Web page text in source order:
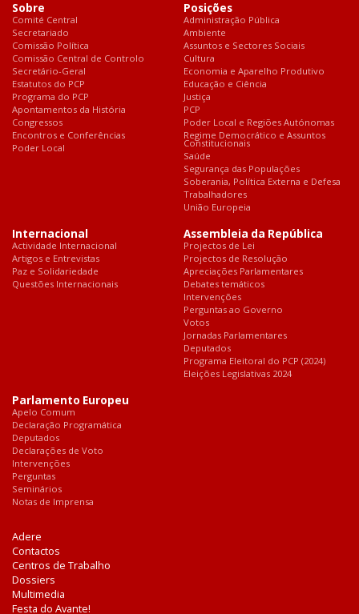
Sobre
Comité Central
Secretariado
Comissão Política
Comissão Central de Controlo
Secretário-Geral
Estatutos do PCP
Programa do PCP
Apontamentos da História
Congressos
Encontros e Conferências
Poder Local
Posições
Administração Pública
Ambiente
Assuntos e Sectores Sociais
Cultura
Economia e Aparelho Produtivo
Educação e Ciência
Justiça
PCP
Poder Local e Regiões Autónomas
Regime Democrático e Assuntos
Constitucionais
Saúde
Segurança das Populações
Soberania, Política Externa e Defesa
Trabalhadores
União Europeia
Internacional
Actividade Internacional
Artigos e Entrevistas
Paz e Solidariedade
Questões Internacionais
Assembleia da República
Projectos de Lei
Projectos de Resolução
Apreciações Parlamentares
Debates temáticos
Intervenções
Perguntas ao Governo
Votos
Jornadas Parlamentares
Deputados
Programa Eleitoral do PCP (2024)
Eleições Legislativas 2024
Parlamento Europeu
Apelo Comum
Declaração Programática
Deputados
Declarações de Voto
Intervenções
Perguntas
Seminários
Notas de Imprensa
Adere
Contactos
Centros de Trabalho
Dossiers
Multimedia
Festa do Avante!